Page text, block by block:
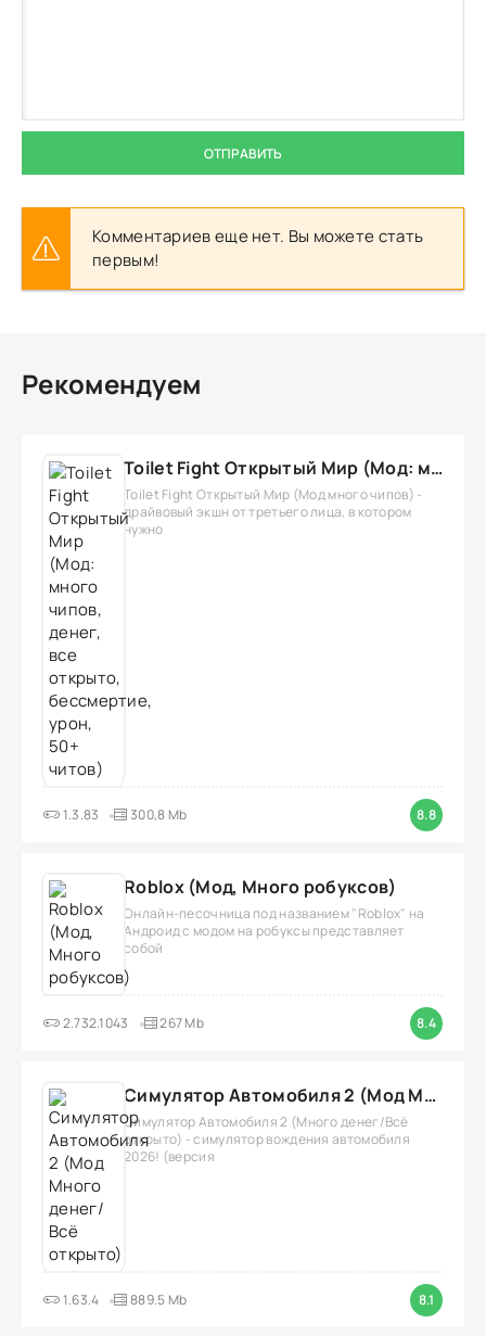
ОТПРАВИТЬ
Комментариев еще нет. Вы можете стать
первым!
Рекомендуем
Toilet Fight Открытый Мир (Мод: много чипов, денег, все открыто, бессмертие, урон, 50+ читов)
Toilet Fight Открытый Мир (Мод много чипов) -
драйвовый экшн от третьего лица, в котором
нужно
1.3.83 300,8 Mb 8.8
Roblox (Мод, Много робуксов)
Онлайн-песочница под названием "Roblox" на
Андроид с модом на робуксы представляет
собой
2.732.1043 267 Mb 8.4
Симулятор Автомобиля 2 (Мод Много денег/Всё открыто)
Симулятор Автомобиля 2 (Много денег/Всё
открыто) - симулятор вождения автомобиля
2026! (версия
1.63.4 889.5 Mb 8.1